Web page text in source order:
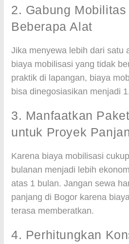
2. Gabung Mobilitas
Beberapa Alat
Jika menyewa lebih dari satu
biaya mobilisasi yang tidak
praktik di lapangan, biaya
bisa dinegosiasikan menjadi
3. Manfaatkan
untuk Proyek
Karena biaya mobilisasi
bulanan menjadi lebih
atas 1 bulan. Jangan sewa
panjang di Bogor karena
terasa memberatkan.
4. Perhitungkan